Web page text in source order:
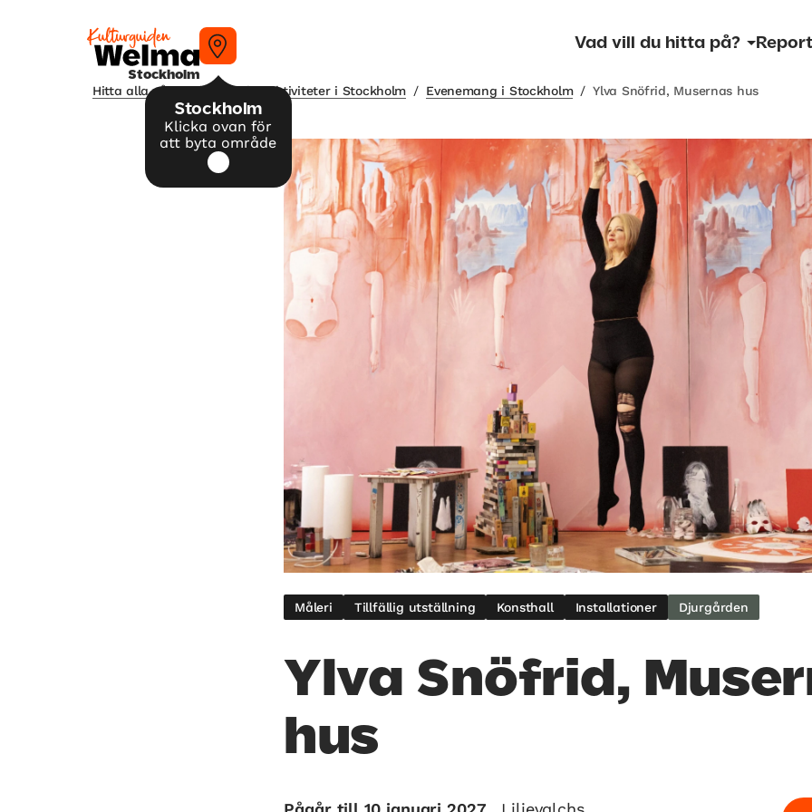
Stockholm
Stockholm
Klicka ovan för
att byta område
Vad vill du hitta på?
Hitta alla våra tips på kulturaktiviteter i Stockholm / Evenemang i Stockholm / Ylva Snöfrid, Musernas hus
Måleri Tillfällig utställning Konsthall Installationer Djurgården
Ylva Snöfrid,
hus